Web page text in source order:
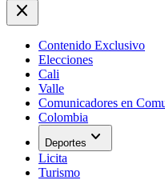
close
Contenido Exclusivo
Elecciones
Cali
Valle
Comunicadores en
Colombia
Deportes expand_more
Licita
Turismo